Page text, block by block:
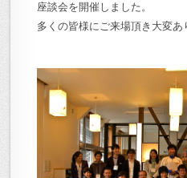
座談会を開催しました。
多くの皆様にご来場頂き大変あ